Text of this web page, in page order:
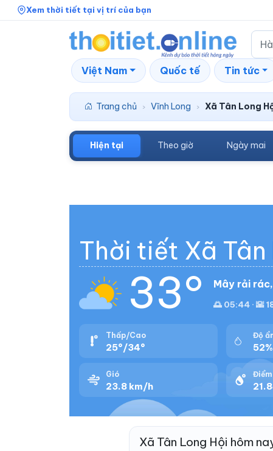
Xem thời tiết tại vị trí của bạn
Việt Nam Quốc tế Tin tức
Trang chủ › Vĩnh Long › Xã Tân Long
Hiện tại Theo giờ Ngày mai
Thời tiết Xã Tân
33° Mây rải
🌅 05:44 · 🌇
Thấp/Cao
25°/34°
Độ
52%
Gió
23.8 km/h
Xã Tân Long Hội hôm